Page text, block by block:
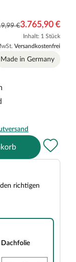
€3.765,90 €
Inhalt: 1 Stück
Versandkostenfrei
Made in Germany
richtigen
Dachfolie